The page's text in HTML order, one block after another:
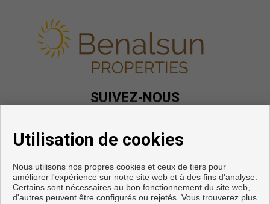
SUIVEZ-NOUS
Utilisation de cookies
Nous utilisons nos propres cookies et ceux de tiers pour
améliorer l'expérience sur notre site web et à des fins d'analyse.
Certains sont nécessaires au bon fonctionnement du site web,
d'autres peuvent être configurés ou rejetés. Vous trouverez plus